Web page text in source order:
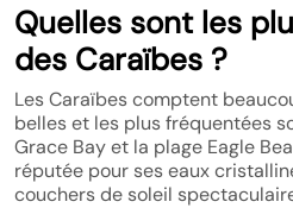
Quelles sont les
des Caraïbes ?
Les Caraïbes comptent
belles et les plus fréquentées
Grace Bay et la plage Eagle
réputée pour ses eaux
couchers de soleil